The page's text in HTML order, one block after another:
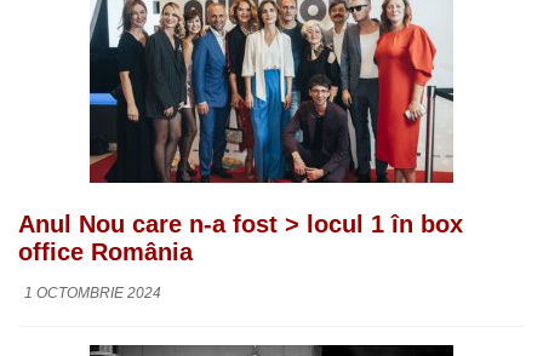
Anul Nou care n-a fost > locul 1 în box
office România
1 OCTOMBRIE 2024